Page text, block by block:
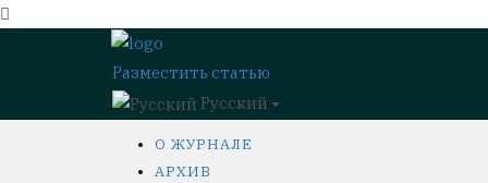
Разместить статью
Русский
О ЖУРНАЛЕ
АРХИВ